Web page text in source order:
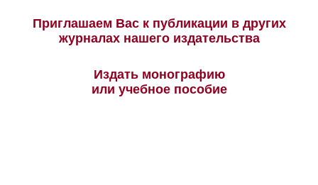
Приглашаем Вас к публикации в других
журналах нашего издательства
Издать монографию
или учебное пособие